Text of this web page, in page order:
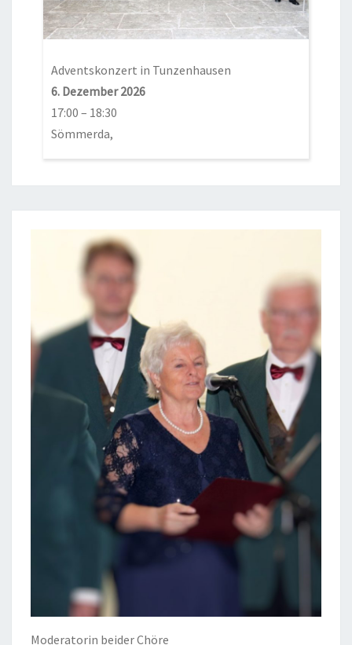
Adventskonzert in Tunzenhausen
6. Dezember 2026
17:00 – 18:30
Sömmerda,
Moderatorin beider Chöre